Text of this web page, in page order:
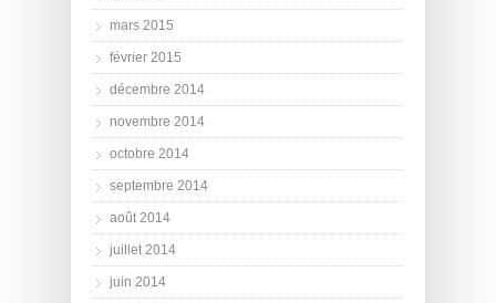
mars 2015
février 2015
décembre 2014
novembre 2014
octobre 2014
septembre 2014
août 2014
juillet 2014
juin 2014